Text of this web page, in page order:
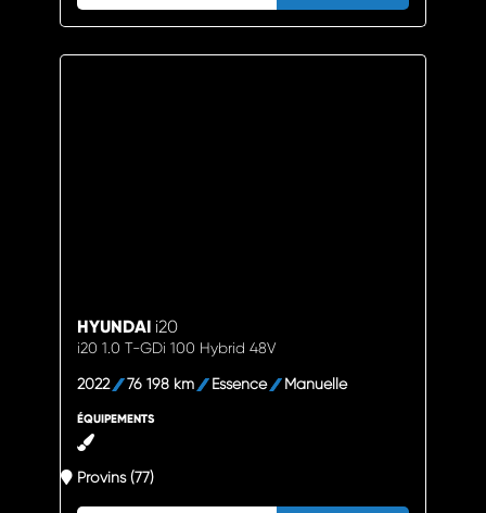
HYUNDAI i20
i20 1.0 T-GDi 100 Hybrid 48V
2022 76 198 km Essence Manuelle
ÉQUIPEMENTS
Provins (77)